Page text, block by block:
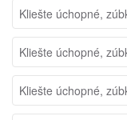
Kliešte úchopné,
Kliešte úchopné,
Kliešte úchopné,